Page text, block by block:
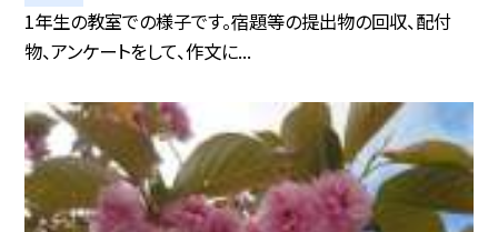
1年生の教室での様子です。宿題等の提出物の回収、配付
物、アンケートをして、作文に...